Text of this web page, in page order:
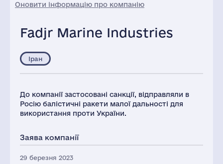
Оновити інформацію про компанію
Fadjr Marine Industries
Іран
До компанії застосовані санкції, відправляли в
Росію балістичні ракети малої дальності для
використання проти України.
Заява компанії
29 березня 2023